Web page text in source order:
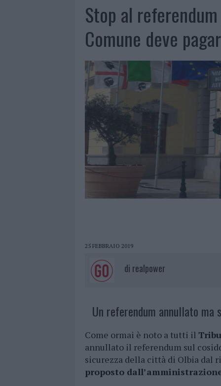
Stop al
Comune deve
25 FEBBRAIO 2019
di realpower
Un referendum annullato ma
Come ormai è noto a tutti il
annullato il referendum sul
sicurezza della città di Olbia dal
proposto